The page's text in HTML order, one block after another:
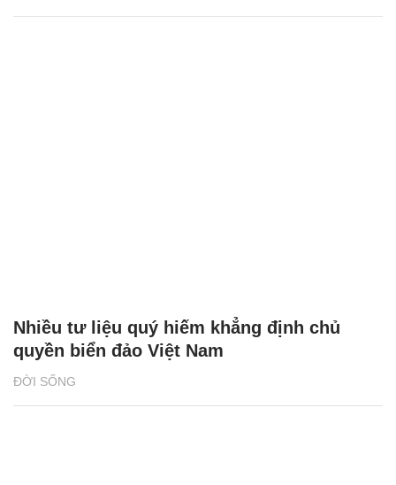
ĐỜI SỐNG
Nhiều tư liệu quý hiếm khẳng định chủ
quyền biển đảo Việt Nam